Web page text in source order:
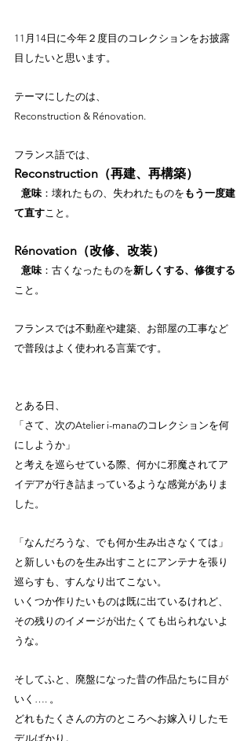
11月14日に今年２度目のコレクションをお披露
目したいと思います。
テーマにしたのは、
Reconstruction & Rénovation.
フランス語では、
Reconstruction（再建、再構築）
   意味
：壊れたもの、失われたものを もう一度建
て直す こと。
Rénovation（改修、改装）
   意味
：古くなったものを新しくする、修復する
こと。
フランスでは不動産や建築、お部屋の工事など
で普段はよく使われる言葉です。
とある日、
「さて、次のAtelier i-manaのコレクションを何
にしようか」
と考えを巡らせている際、何かに邪魔されてア
イデアが行き詰まっているような感覚がありま
した。
「なんだろうな、でも何か生み出さなくては」
と新しいものを生み出すことにアンテナを張り
巡らすも、すんなり出てこない。
いくつか作りたいものは既に出ているけれど、
その残りのイメージが出たくても出られないよ
うな。
そしてふと、廃盤になった昔の作品たちに目が
いく…. 。
どれもたくさんの方のところへお嫁入りしたモ
デルばかり。